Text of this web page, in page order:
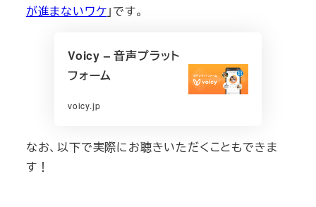
が進まないワケ」です。
Voicy – 音声プラット
フォーム
voicy.jp
なお、以下で実際にお聴きいただくこともできま
す！